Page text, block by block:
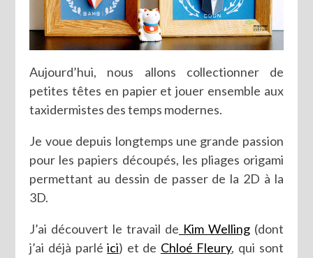
Aujourd’hui, nous allons collectionner de
petites têtes en papier et jouer ensemble aux
taxidermistes des temps modernes.
Je voue depuis longtemps une grande passion
pour les papiers découpés, les pliages origami
permettant au dessin de passer de la 2D à la
3D.
J’ai découvert le travail de Kim Welling(dont
j’ai déjà parléici) et de Chloé Fleury, qui sont